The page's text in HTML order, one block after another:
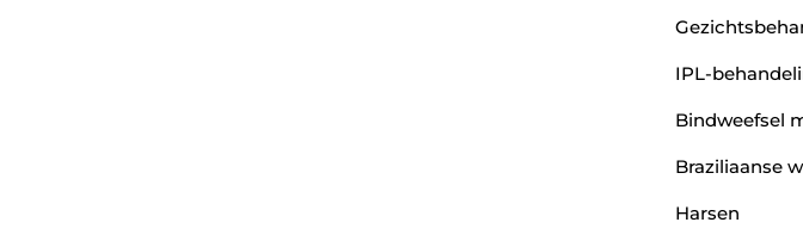
IPL-
Bindweefsel
Braziliaanse
Harsen